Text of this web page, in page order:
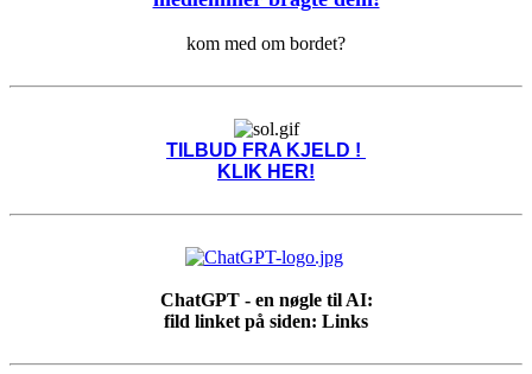
kom med om bordet?
TILBUD FRA KJELD !
KLIK HER!
ChatGPT - en nøgle til AI:
fild linket på siden: Links